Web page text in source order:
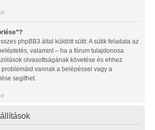
phpBB3 által küldött sütit. A sütik feladata az
valamint – ha a fórum tulajdonosa
olvasottságának követése és ehhez
vannak a belépéssel vagy a
segíthet.